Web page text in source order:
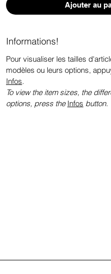
Ajouter au
Informations!
Pour visualiser les tailles
modèles ou leurs options,
Infos.
To view the item sizes, the
options, press the Infos button.